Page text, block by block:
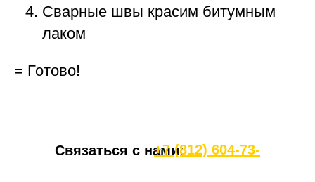
Сварные швы красим битумным
лаком
= Готово!
Связаться с нами:+7 (812) 604-73-